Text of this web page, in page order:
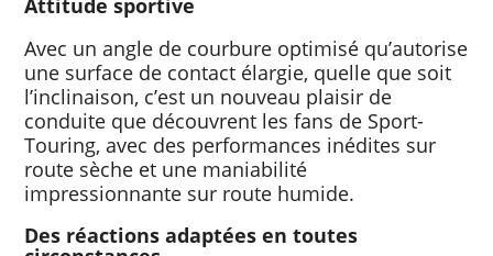
Attitude sportive
Avec un angle de courbure optimisé qu’autorise
une surface de contact élargie, quelle que soit
l’inclinaison, c’est un nouveau plaisir de
conduite que découvrent les fans de Sport-
Touring, avec des performances inédites sur
route sèche et une maniabilité
impressionnante sur route humide.
Des réactions adaptées en toutes